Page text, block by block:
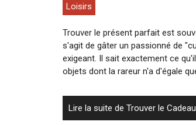
Loisirs
Trouver le présent parfait est
s'agit de gâter un passionné de
exigeant. Il sait exactement ce
objets dont la rareur n'a d'égale
Lire la suite de Trouver le